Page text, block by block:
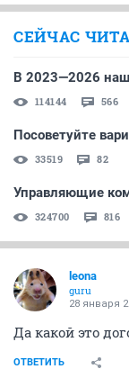
СЕЙЧАС
В 2023—2026
114144 566
Посоветуйте
33519 82
Управляющие
324700 816
leona
guru
28 января
Да какой это
ОТВЕТИТЬ